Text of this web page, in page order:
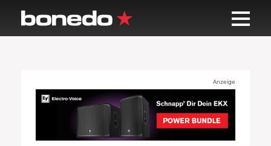
Anzeige